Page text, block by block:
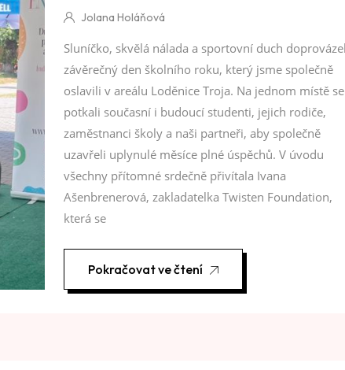
Jolana Holáňová
Sluníčko, skvělá nálada a sportovní duch
závěrečný den školního roku, který jsme společně
oslavili v areálu Loděnice Troja. Na jednom místě se
potkali současní i budoucí studenti, jejich rodiče,
zaměstnanci školy a naši partneři, aby společně
uzavřeli uplynulé měsíce plné úspěchů. V úvodu
všechny přítomné srdečně přivítala Ivana
Ašenbrenerová, zakladatelka Twisten Foundation,
která se
Pokračovat ve čtení